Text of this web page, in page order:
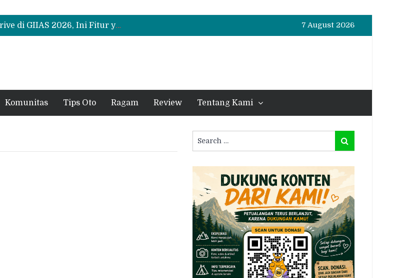
Promo Servis Mitsubishi Agustus 2026, Ada Diskon ESP dan Bodi & Cat Kilau Merdeka
Suzuki XL7 Terbaru Jadi Favorit Test Drive di GIIAS 2026, Ini Fitur yang Paling Dipuji
Bukan Sekadar Sporty, Ini Alasan Suzuki Fronx SGX Hybrid Kuro Layak Dilirik
7 August 2026
Komunitas Tips Oto Ragam Review Tentang Kami
for:
Search